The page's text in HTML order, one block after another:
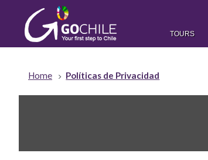
TOURS
Home Políticas de Privacidad